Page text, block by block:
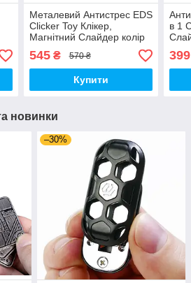
Металевий Антистрес EDS
Сlicker Toy Клікер,
Магнітний Слайдер колір
Золото (01502)
545₴ 570 ₴
Купити
в 1
399
новинки
–30%